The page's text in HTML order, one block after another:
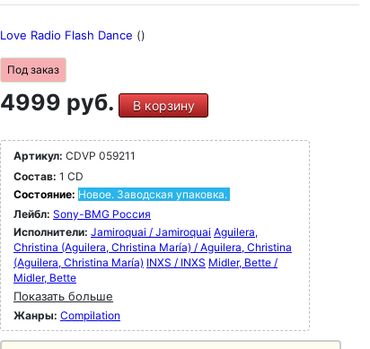
Love Radio Flash Dance ()
Под заказ
4999 руб. В корзину
Артикул: CDVP 059211
Состав: 1 CD
Состояние: Новое. Заводская упаковка.
Лейбл: Sony-BMG Россия
Исполнители: Jamiroquai / Jamiroquai Aguilera,
Christina (Aguilera, Christina María) / Aguilera, Christina
(Aguilera, Christina María) INXS / INXS Midler, Bette /
Midler, Bette
Показать больше
Жанры: Compilation